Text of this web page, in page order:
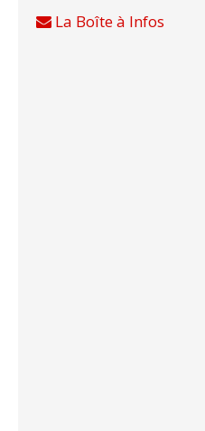
La Boîte à Infos